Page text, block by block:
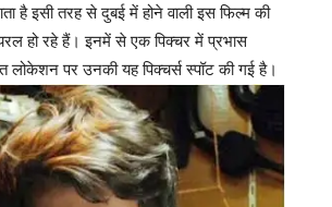
है इसी तरह से दुबई में होने वाली इस फिल्म की
हो रहे हैं। इनमें से एक पिक्चर में प्रभास
पर उनकी यह पिक्चर्स स्पॉट की गई है।